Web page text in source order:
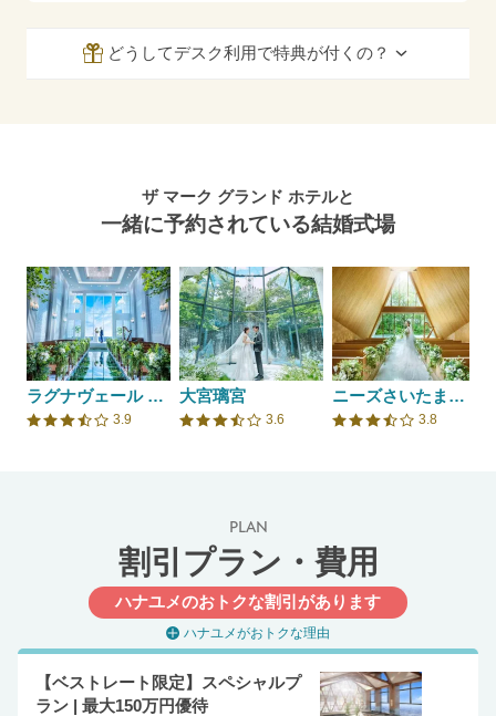
どうしてデスク利用で特典が付くの？
ザ マーク グランド ホテルと
一緒に予約されている結婚式場
ラグナヴェール スカイテラス
口コミ評価
3.9
大宮璃宮
口コミ評価
3.6
ニーズさいたま新都心 by T&G WEDDING(旧 ガーデンヒルズ迎賓館 大宮)
口コミ評価
3.8
PLAN
割引プラン・費用
ハナユメのおトクな割引があります
ハナユメがおトクな理由
【ベストレート限定】スペシャルプ
ラン | 最大150万円優待